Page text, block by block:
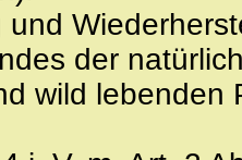
und
der
wild lebenden